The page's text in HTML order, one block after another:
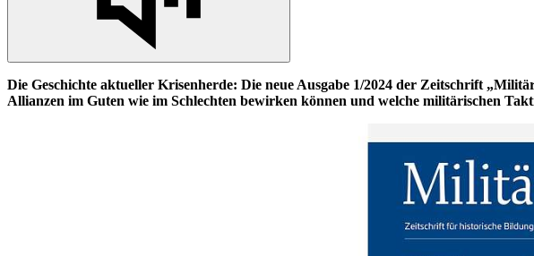
Die Geschichte aktueller Krisenherde: Die neue Ausgabe 1/2024 der Zeitschrift
Allianzen im Guten wie im Schlechten bewirken können und welche militärischen